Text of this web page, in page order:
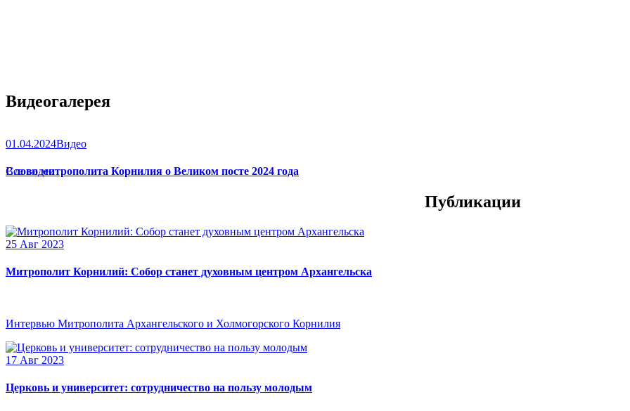
Видеогалерея
01.04.2024Видео
Слово митрополита Корнилия о Великом посте 2024 года
Все видео
Публикации
25 Авг 2023
Митрополит Корнилий: Собор станет духовным центром Архангельска
Интервью Митрополита Архангельского и Холмогорского Корнилия
17 Авг 2023
Церковь и университет: сотрудничество на пользу молодым